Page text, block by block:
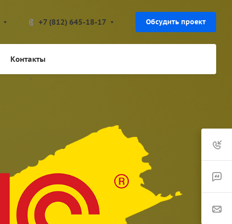
+7 (812) 645-18-17 Обсудить проект
Контакты